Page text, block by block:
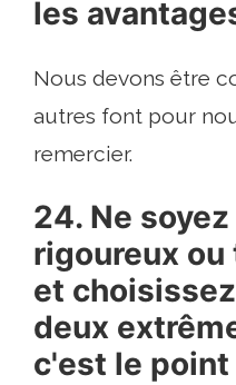
les
Nous devons être
autres font pour
remercier.
24. Ne
rigoureux
et
deux
c'est le